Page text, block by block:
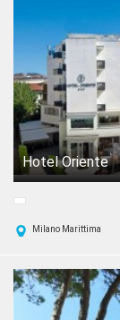
Hotel Oriente
Milano Marittima